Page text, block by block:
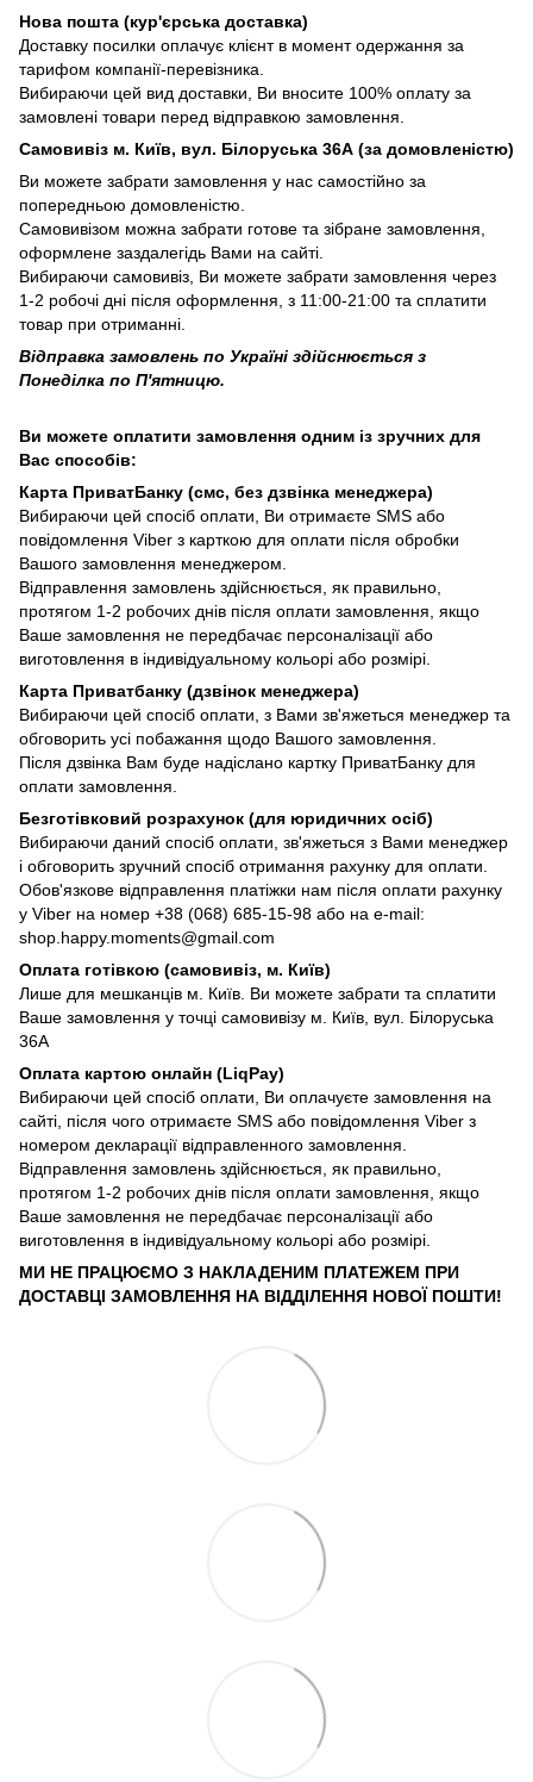
Нова пошта (кур'єрська доставка)
Доставку посилки оплачує клієнт в момент одержання за
тарифом компанії-перевізника.
Вибираючи цей вид доставки, Ви вносите 100% оплату за
замовлені товари перед відправкою замовлення.
Самовивіз м. Київ, вул. Білоруська 36А (за домовленістю)
Ви можете забрати замовлення у нас самостійно за
попередньою домовленістю.
Самовивізом можна забрати готове та зібране замовлення,
оформлене заздалегідь Вами на сайті.
Вибираючи самовивіз, Ви можете забрати замовлення через
1-2 робочі дні після оформлення, з 11:00-21:00 та сплатити
товар при отриманні.
Відправка замовлень по Україні здійснюється з
Понеділка по П'ятницю.
Ви можете оплатити замовлення одним із зручних для
Вас способів:
Карта ПриватБанку (смс, без дзвінка менеджера)
Вибираючи цей спосіб оплати, Ви отримаєте SMS або
повідомлення Viber з карткою для оплати після обробки
Вашого замовлення менеджером.
Відправлення замовлень здійснюється, як правильно,
протягом 1-2 робочих днів після оплати замовлення, якщо
Ваше замовлення не передбачає персоналізації або
виготовлення в індивідуальному кольорі або розмірі.
Карта Приватбанку (дзвінок менеджера)
Вибираючи цей спосіб оплати, з Вами зв'яжеться менеджер та
обговорить усі побажання щодо Вашого замовлення.
Після дзвінка Вам буде надіслано картку ПриватБанку для
оплати замовлення.
Безготівковий розрахунок (для юридичних осіб)
Вибираючи даний спосіб оплати, зв'яжеться з Вами менеджер
і обговорить зручний спосіб отримання рахунку для оплати.
Обов'язкове відправлення платіжки нам після оплати рахунку
у Viber на номер +38 (068) 685-15-98 або на e-mail:
shop.happy.moments@gmail.com
Оплата готівкою (самовивіз, м. Київ)
Лише для мешканців м. Київ. Ви можете забрати та сплатити
Ваше замовлення у точці самовивізу м. Київ, вул. Білоруська
36А
Оплата картою онлайн (LiqPay)
Вибираючи цей спосіб оплати, Ви оплачуєте замовлення на
сайті, після чого отримаєте SMS або повідомлення Viber з
номером декларації відправленного замовлення.
Відправлення замовлень здійснюється, як правильно,
протягом 1-2 робочих днів після оплати замовлення, якщо
Ваше замовлення не передбачає персоналізації або
виготовлення в індивідуальному кольорі або розмірі.
МИ НЕ ПРАЦЮЄМО З НАКЛАДЕНИМ ПЛАТЕЖЕМ ПРИ
ДОСТАВЦІ ЗАМОВЛЕННЯ НА ВІДДІЛЕННЯ НОВОЇ ПОШТИ!